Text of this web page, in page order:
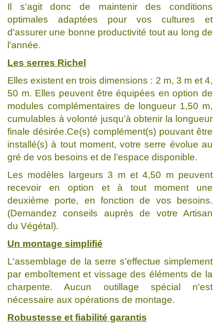
Il s'agit donc de maintenir des conditions
optimales adaptées pour vos cultures et
d'assurer une bonne productivité tout au long de
l'année.
Les serres Richel
Elles existent en trois dimensions : 2 m, 3 m et 4,
50 m. Elles peuvent être équipées en option de
modules complémentaires de longueur 1,50 m,
cumulables à volonté jusqu’à obtenir la longueur
finale désirée.Ce(s) complément(s) pouvant être
installé(s) à tout moment, votre serre évolue au
gré de vos besoins et de l’espace disponible.
Les modèles largeurs 3 m et 4,50 m peuvent
recevoir en option et à tout moment une
deuxième porte, en fonction de vos besoins.
(Demandez conseils auprès de votre Artisan
du Végétal).
Un montage simplifié
L'assemblage de la serre s'effectue simplement
par emboîtement et vissage des éléments de la
charpente. Aucun outillage spécial n'est
nécessaire aux opérations de montage.
Robustesse et fiabilité garantis